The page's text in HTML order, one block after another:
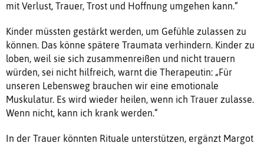
mit Verlust, Trauer, Trost und Hoffnung umgehen kann.“
Kinder müssten gestärkt werden, um Gefühle zulassen zu
können. Das könne spätere Traumata verhindern. Kinder zu
loben, weil sie sich zusammenreißen und nicht trauern
würden, sei nicht hilfreich, warnt die Therapeutin: „Für
unseren Lebensweg brauchen wir eine emotionale
Muskulatur. Es wird wieder heilen, wenn ich Trauer zulasse.
Wenn nicht, kann ich krank werden.“
In der Trauer könnten Rituale unterstützen, ergänzt Margot